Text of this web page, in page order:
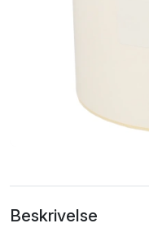
Beskrivelse